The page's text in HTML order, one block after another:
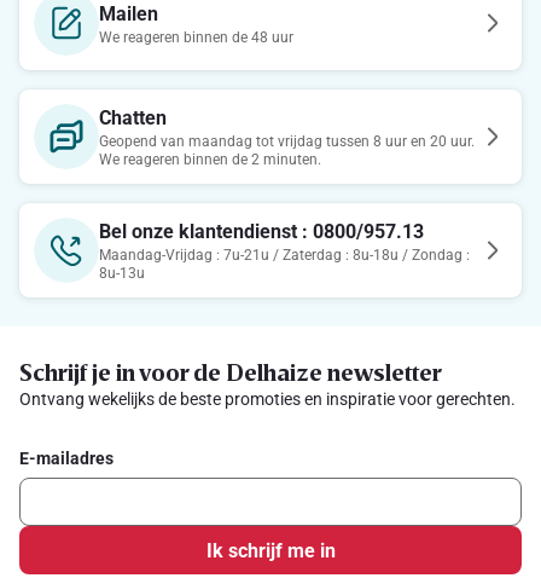
Mailen
We reageren binnen de 48 uur
Chatten
Geopend van maandag tot vrijdag tussen 8 uur en 20 uur.
We reageren binnen de 2 minuten.
Bel onze klantendienst : 0800/957.13
Maandag-Vrijdag : 7u-21u / Zaterdag : 8u-18u / Zondag :
8u-13u
Schrijf je in voor de Delhaize newsletter
Ontvang wekelijks de beste promoties en inspiratie voor gerechten.
E-mailadres
Ik schrijf me in